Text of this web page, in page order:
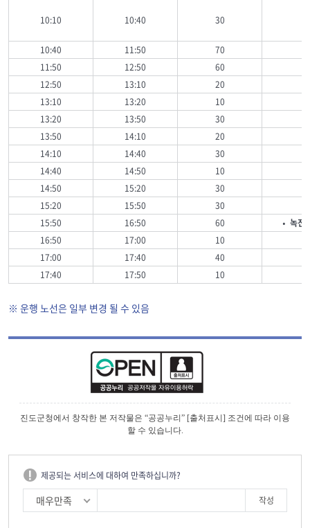
10:10 10:40 30
10:40 11:50
70
11:50
12:50
60
12:50
13:10
20
13:10
13:20
10
13:20
13:50
30
13:50
14:10
20
14:10
14:40
30
14:40
14:50
10
14:50
15:20
30
15:20
15:50
30
15:50
16:50 60
• 녹진
16:50
17:00
10
17:00
17:40
40
17:40
17:50 10
※ 운행 노선은 일부 변경 될 수 있음
진도군청에서 창작한 본 저작물은 “공공누리” [출처표시] 조건에 따라 이용
할 수 있습니다.
제공되는 서비스에 대하여 만족하십니까?
매우만족